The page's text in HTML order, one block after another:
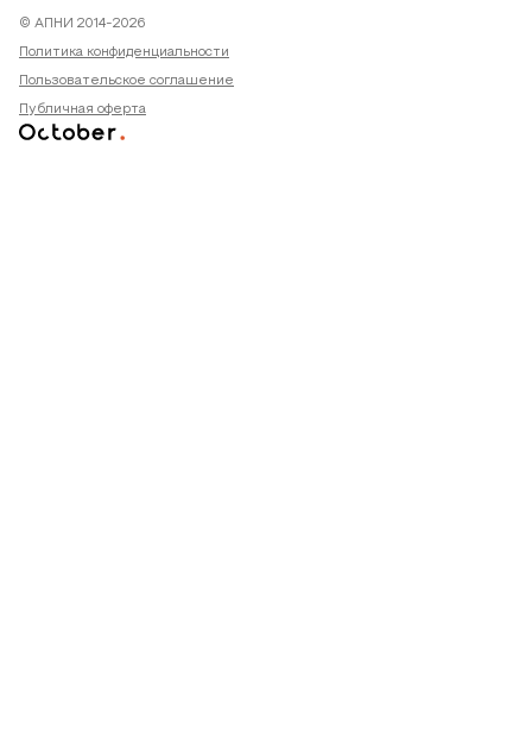
© АПНИ 2014-2026
Политика конфиденциальности
Пользовательское соглашение
Публичная оферта